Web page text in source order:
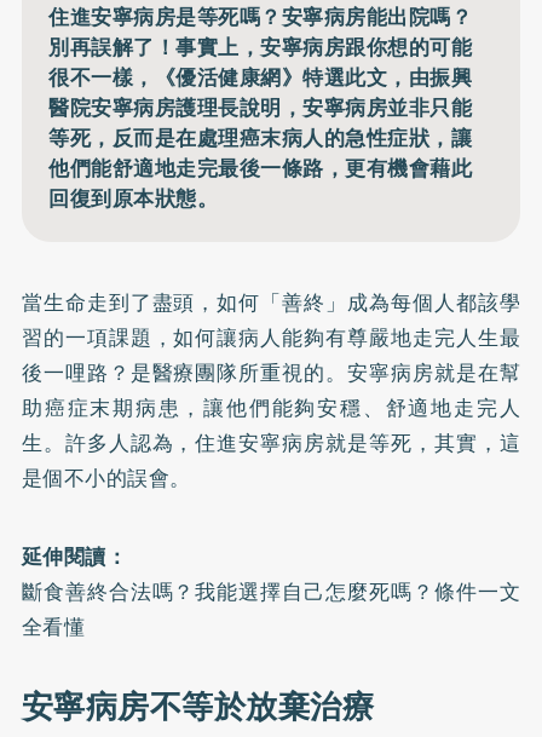
住進安寧病房是等死嗎？安寧病房能出院嗎？
別再誤解了！事實上，安寧病房跟你想的可能
很不一樣，《優活健康網》特選此文，由振興
醫院安寧病房護理長說明，安寧病房並非只能
等死，反而是在處理癌末病人的急性症狀，讓
他們能舒適地走完最後一條路，更有機會藉此
回復到原本狀態。
當生命走到了盡頭，如何「善終」成為每個人都該學
習的一項課題，如何讓病人能夠有尊嚴地走完人生最
後一哩路？是醫療團隊所重視的。安寧病房就是在幫
助癌症末期病患，讓他們能夠安穩、舒適地走完人
生。許多人認為，住進安寧病房就是等死 ，其實，這
是個不小的誤會。
延伸閱讀：
斷食善終合法嗎？我能選擇自己怎麼死嗎？條件一文
全看懂
安寧病房不等於放棄治療